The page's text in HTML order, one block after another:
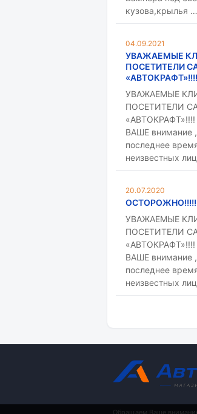
кузова,крылья …
04.09.2021
УВАЖАЕМЫЕ
ПОСЕТИТЕЛИ
«АВТОКРАФТ»!!!!
УВАЖАЕМЫЕ
ПОСЕТИТЕЛИ
ВАШЕ внимание ,
последнее
неизвестных
20.07.2020
УВАЖАЕМЫЕ
ПОСЕТИТЕЛИ
ВАШЕ внимание ,
последнее
неизвестных